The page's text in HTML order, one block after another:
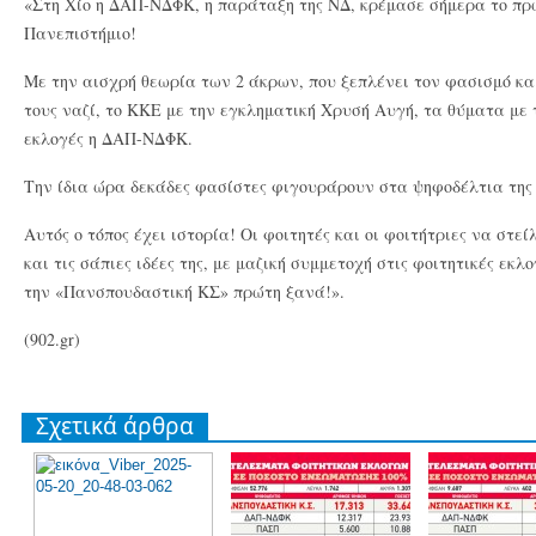
Πανεπιστήμιο!
Με την αισχρή θεωρία των 2 άκρων, που ξεπλένει τον φασισμό
τους ναζί, το ΚΚΕ με την εγκληματική Χρυσή Αυγή, τα θύματα με
εκλογές η ΔΑΠ-ΝΔΦΚ.
Την ίδια ώρα δεκάδες φασίστες φιγουράρουν στα ψηφοδέλτια
Αυτός ο τόπος έχει ιστορία! Οι φοιτητές και οι φοιτήτριες να
και τις σάπιες ιδέες της, με μαζική συμμετοχή στις φοιτητικές
την «Πανσπουδαστική ΚΣ» πρώτη ξανά!».
(902.gr)
Σχετικά άρθρα